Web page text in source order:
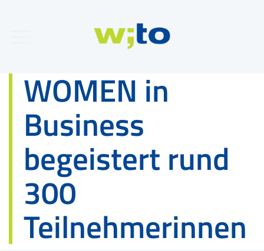
WOMEN in
Business
begeistert rund
300
Teilnehmerinnen